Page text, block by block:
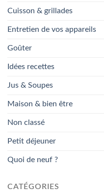
Cuisson & grillades
Entretien de vos appareils
Goûter
Idées recettes
Jus & Soupes
Maison & bien être
Non classé
Petit déjeuner
Quoi de neuf ?
CATÉGORIES